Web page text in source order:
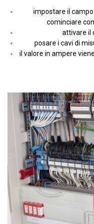
impostare il
cominciare
attivare il
posare i cavi di
il valore in ampere